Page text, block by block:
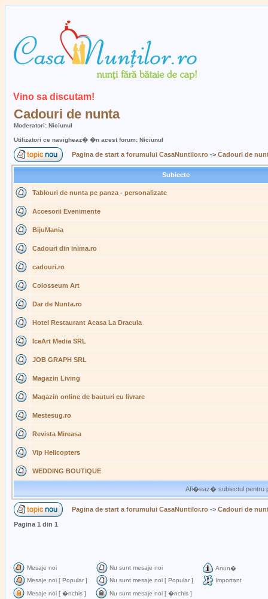
Vino sa discutam!
Cadouri de nunta
Moderatori: Niciunul
Utilizatori ce navigheaz� �n acest forum: Niciunul
Pagina de start a forumului CasaNuntilor.ro -> Cadouri de
Subiecte
Tablouri de nunta pe panza - personalizate
Accesorii Evenimente
BijuMania
Cadouri din inima.ro
cadouri.ro
Colosseum Art
Dar de Nunta.ro
Hotel Restaurant Acasa La Dracula
IceArt Media SRL
JOB GRAPH SRL
Magazin Living
Magazin online de bauturi cu livrare
Mestesug.ro
Revista Mireasa
Vip Helicopters
WEDDING BOUTIQUE
Afi�eaz� subiectul pentru
Pagina de start a forumului CasaNuntilor.ro -> Cadouri de
Pagina 1 din 1
Mesaje noi Nu sunt mesaje noi
Anun�
Mesaje noi [ Popular ]
Nu sunt mesaje noi [ Popular ]
Important
Mesaje noi [ �nchis ]
Nu sunt mesaje noi [ �nchis ]